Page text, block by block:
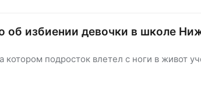
избиении девочки в школе
котором подросток влетел с ноги в живот